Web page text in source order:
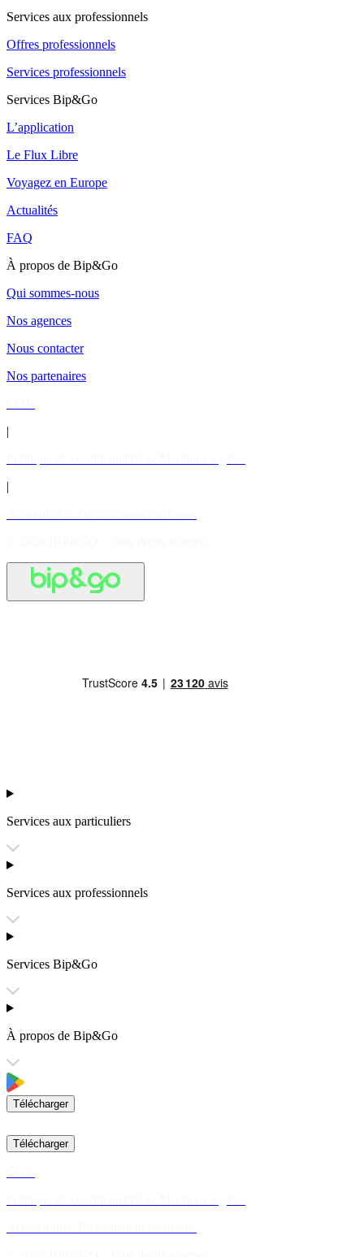
Services aux professionnels
Offres professionnels
Services professionnels
Services Bip&Go
L’application
Le Flux Libre
Voyagez en Europe
Actualités
FAQ
À propos de Bip&Go
Qui sommes-nous
Nos agences
Nous contacter
Nos partenaires
|
|
Services aux particuliers
Services aux professionnels
Services Bip&Go
À propos de Bip&Go
Télécharger
Télécharger